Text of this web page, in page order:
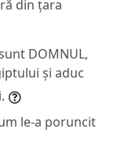
din țara
DOMNUL,
și aduc
le-a poruncit